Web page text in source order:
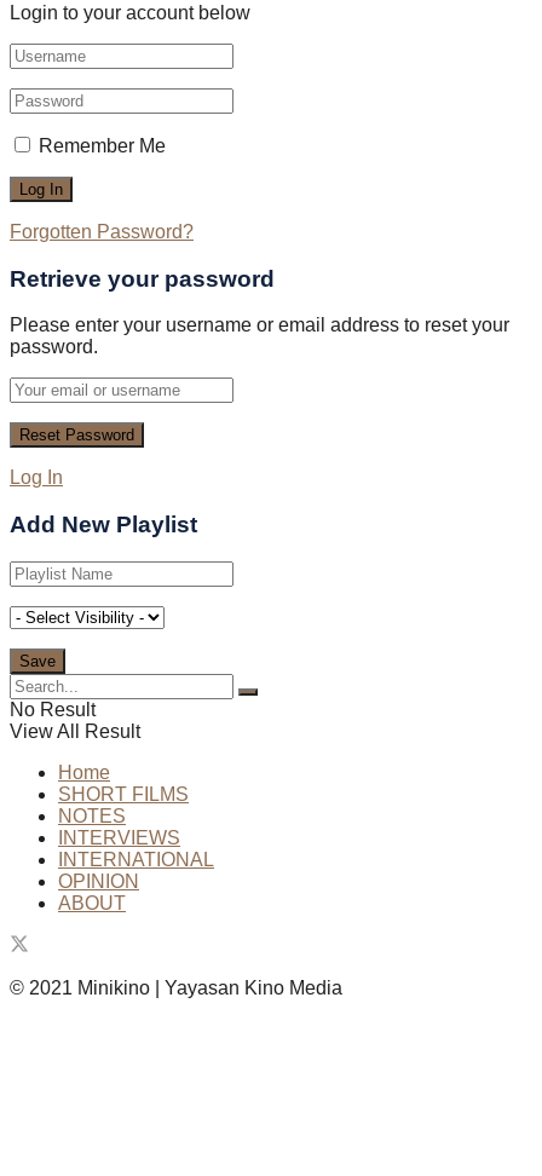
Login to your account below
Remember Me
Forgotten Password?
Retrieve your password
Please enter your username or email address to reset your
password.
Log In
Add New Playlist
No Result
View All Result
Home
SHORT FILMS
NOTES
INTERVIEWS
INTERNATIONAL
OPINION
ABOUT
© 2021 Minikino | Yayasan Kino Media